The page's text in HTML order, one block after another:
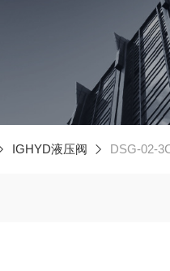
IGHYD液压阀 DSG-02-